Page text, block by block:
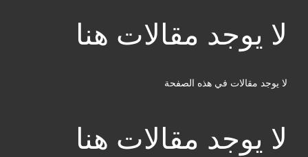
لا يوجد مقالات هنا
لا يوجد مقالات في هذه الصفحة
لا يوجد مقالات هنا